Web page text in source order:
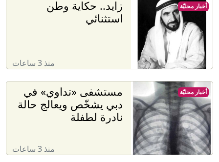
زايد.. حكاية وطن
استثنائي
منذ 3 ساعات
أخبار محليّة
مستشفى «تداوي» في
دبي يشخّص ويعالج حالة
نادرة لطفلة
منذ 3 ساعات
أخبار محليّة